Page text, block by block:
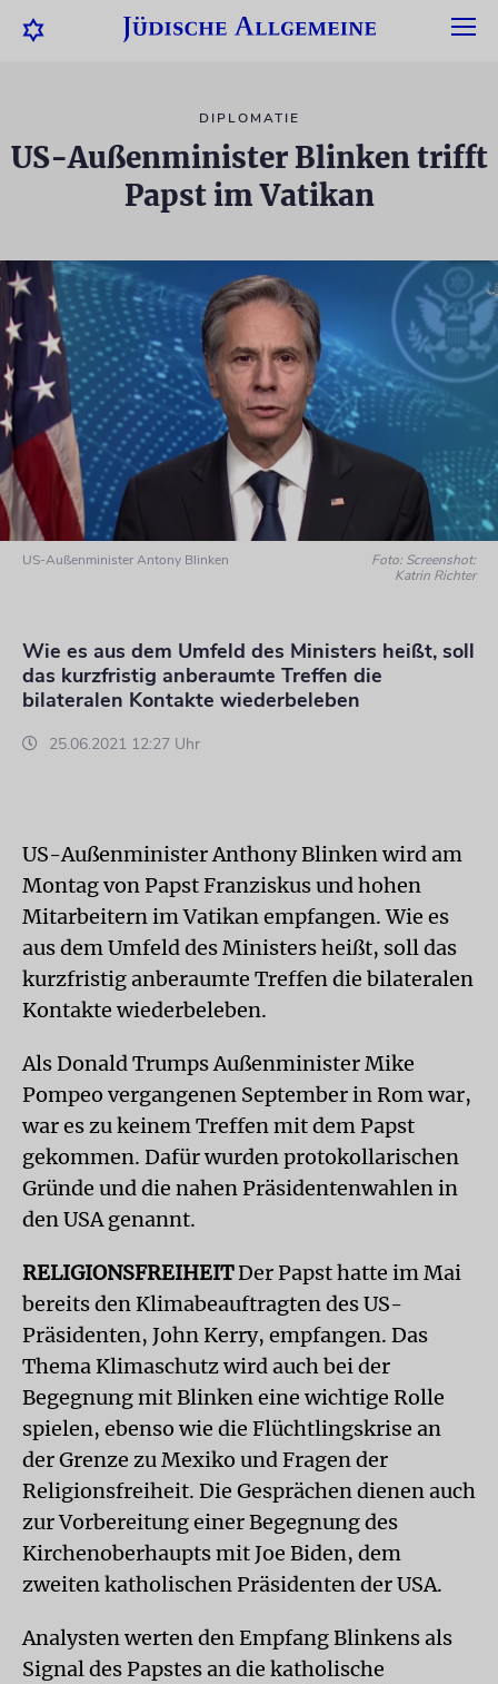
DIPLOMATIE
US-Außenminister Blinken trifft
Papst im Vatikan
US-Außenminister Antony Blinken
Foto: Screenshot:
Katrin Richter
Wie es aus dem Umfeld des Ministers heißt, soll
das kurzfristig anberaumte Treffen die
bilateralen Kontakte wiederbeleben
25.06.2021 12:27 Uhr
US-Außenminister Anthony Blinken wird am
Montag von Papst Franziskus und hohen
Mitarbeitern im Vatikan empfangen. Wie es
aus dem Umfeld des Ministers heißt, soll das
kurzfristig anberaumte Treffen die bilateralen
Kontakte wiederbeleben.
Als Donald Trumps Außenminister Mike
Pompeo vergangenen September in Rom war,
war es zu keinem Treffen mit dem Papst
gekommen. Dafür wurden protokollarischen
Gründe und die nahen Präsidentenwahlen in
den USA genannt.
RELIGIONSFREIHEITDer Papst hatte im Mai
bereits den Klimabeauftragten des US-
Präsidenten, John Kerry, empfangen. Das
Thema Klimaschutz wird auch bei der
Begegnung mit Blinken eine wichtige Rolle
spielen, ebenso wie die Flüchtlingskrise an
der Grenze zu Mexiko und Fragen der
Religionsfreiheit. Die Gesprächen dienen auch
zur Vorbereitung einer Begegnung des
Kirchenoberhaupts mit Joe Biden, dem
zweiten katholischen Präsidenten der USA.
Analysten werten den Empfang Blinkens als
Signal des Papstes an die katholische